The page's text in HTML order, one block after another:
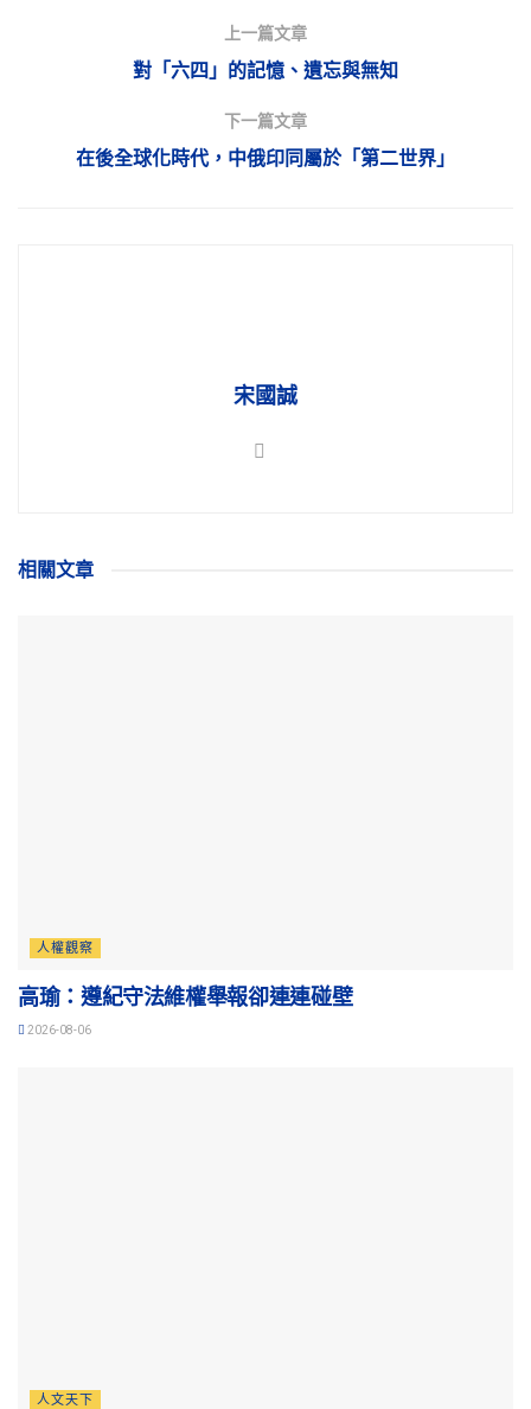
上一篇文章
對「六四」的記憶、遺忘與無知
下一篇文章
在後全球化時代，中俄印同屬於「第二世界」
宋國誠
相關文章
人權觀察
高瑜：遵紀守法維權舉報卻連連碰壁
2026-08-06
人文天下